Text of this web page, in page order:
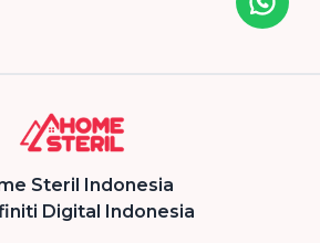
Icon
Steril Indonesia
Digital Indonesia